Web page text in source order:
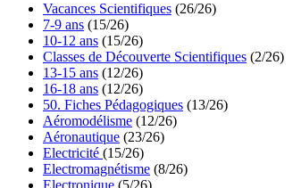
Vacances Scientifiques (26/26)
7-9 ans (15/26)
10-12 ans (15/26)
Classes de Découverte Scientifiques (2/26)
13-15 ans (12/26)
16-18 ans (12/26)
50. Fiches Pédagogiques (13/26)
Aéromodélisme (12/26)
Aéronautique (23/26)
Electricité (15/26)
Electromagnétisme (8/26)
Electronique (5/26)